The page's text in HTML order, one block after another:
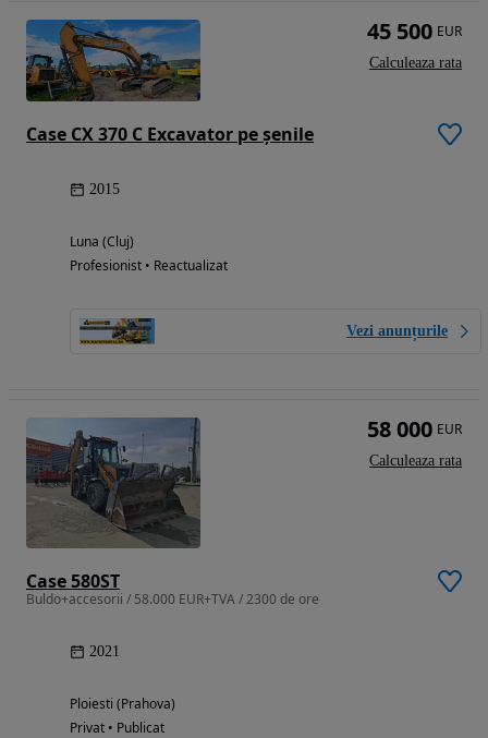
Case CX 370 C Excavator pe șenile
2015
Luna (Cluj)
Profesionist • Reactualizat
Vezi anunțurile
45 500 EUR
Calculeaza rata
Case 580ST
Buldo+accesorii / 58.000 EUR+TVA / 2300 de ore
2021
Ploiesti (Prahova)
Privat • Publicat
58 000 EUR
Calculeaza rata